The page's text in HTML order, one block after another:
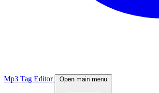
Mp3 Tag Editor Open main menu